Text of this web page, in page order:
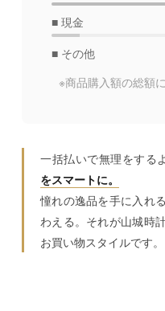
■ 現金
■ その他
※商品購入額の総額
一括払いで無理をする
をスマートに。
憧れの逸品を手に入れ
わえる。それが山城時
お買い物スタイルです。